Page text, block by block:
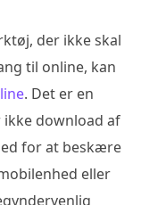
der ikke skal
til online, kan
. Det er en
download af
for at beskære
eller